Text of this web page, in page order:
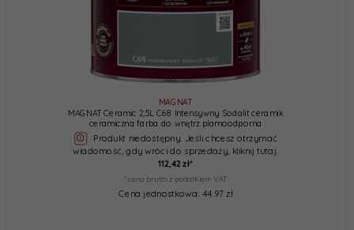
MAGNAT
MAGNAT Ceramic 2,5L C68 Intensywny Sodalit ceramik
ceramiczna farba do wnętrz plamoodporna
Produkt niedostępny. Jeśli chcesz otrzymać
wiadomość, gdy wróci do sprzedaży, kliknij tutaj.
112,42 zł*
* cena brutto z podatkiem VAT
Cena jednostkowa: 44.97 zł